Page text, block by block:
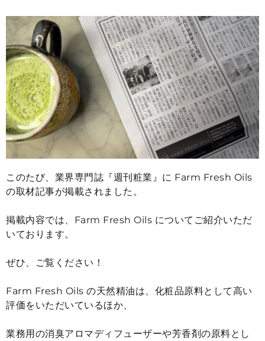
マッサージオイル
クレイ
ブログ
お問い合わせ先
このたび、 業界専門誌『週刊粧業』に Farm Fresh Oils
の取材記事が掲載されました。
掲載内容では、Farm Fresh Oils についてご紹介いただ
いております。
ぜひ、ご覧ください！
Farm Fresh Oils の天然精油は、化粧品原料として高い
評価をいただいているほか、
業務用の消臭アロマディフューザーや芳香剤の原料とし